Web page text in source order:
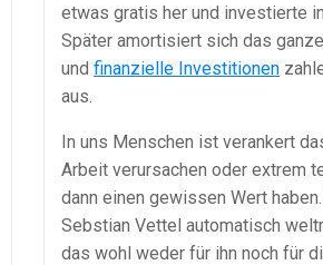
etwas gratis her und investierte
Später amortisiert sich das
und finanzielle Investitionen
aus.
In uns Menschen ist verankert
Arbeit verursachen oder extrem
dann einen gewissen Wert
Sebstian Vettel automatisch
das wohl weder für ihn noch für